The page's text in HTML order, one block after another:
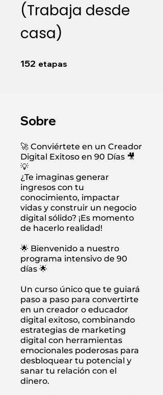
(Trabaja desde
casa)
152 etapas
Sobre
🚀 Conviértete en un Creador
Digital Exitoso en 90 Días 🎥
💡
¿Te imaginas generar
ingresos con tu
conocimiento, impactar
vidas y construir un negocio
digital sólido? ¡Es momento
de hacerlo realidad!
🌟 Bienvenido a nuestro
programa intensivo de 90
días 🌟
Un curso único que te guiará
paso a paso para convertirte
en un creador o educador
digital exitoso, combinando
estrategias de marketing
digital con herramientas
emocionales poderosas para
desbloquear tu potencial y
sanar tu relación con el
dinero.